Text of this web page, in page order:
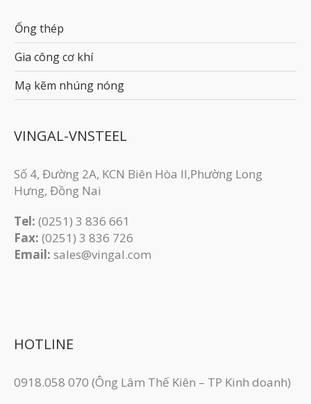
Ống thép
Gia công cơ khí
Mạ kẽm nhúng nóng
VINGAL-VNSTEEL
Số 4, Đường 2A, KCN Biên Hòa II,Phường Long
Hưng, Đồng Nai
Tel: (0251) 3 836 661
Fax: (0251) 3 83​6 726
Email: sales@vingal.com
HOTLINE
0918.058 070 (Ông Lâm Thế Kiên – TP Kinh doanh)